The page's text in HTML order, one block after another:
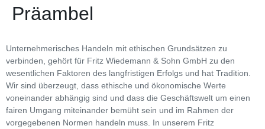
Präambel
Unternehmerisches Handeln mit ethischen Grundsätzen zu
verbinden, gehört für Fritz Wiedemann & Sohn GmbH zu den
wesentlichen Faktoren des langfristigen Erfolgs und hat Tradition.
Wir sind überzeugt, dass ethische und ökonomische Werte
voneinander abhängig sind und dass die Geschäftswelt um einen
fairen Umgang miteinander bemüht sein und im Rahmen der
vorgegebenen Normen handeln muss. In unserem Fritz